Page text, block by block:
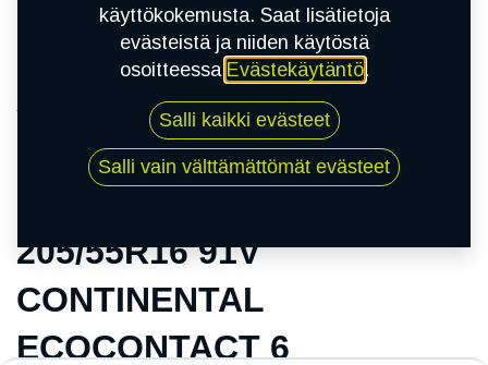
205/55R16 91V CONTINENTAL ECOCONTACT
205/55R16 91V
CONTINENTAL
ECOCONTACT 6
käyttökokemusta. Saat lisätietoja
evästeistä ja niiden käytöstä
osoitteessa Evästekäytäntö.
Salli kaikki evästeet
Salli vain välttämättömät evästeet